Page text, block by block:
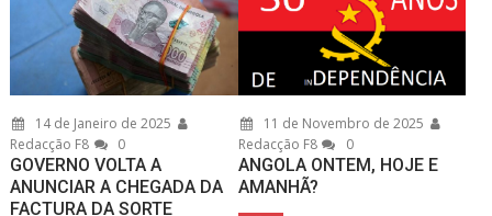
14 de Janeiro de 2025
Redacção F8
0
GOVERNO VOLTA A
ANUNCIAR A CHEGADA DA
FACTURA DA SORTE
11 de Novembro de 2025
Redacção F8
0
ANGOLA ONTEM, HOJE E
AMANHÃ?